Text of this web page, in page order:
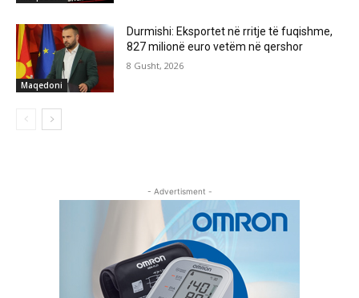
Maqedoni
Durmishi: Eksportet në rritje të fuqishme,
827 milionë euro vetëm në qershor
8 Gusht, 2026
- Advertisment -